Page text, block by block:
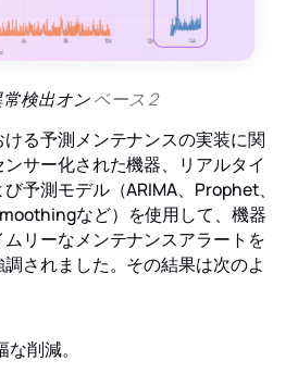
常検出オンベース 2
る予測メンテナンスの実装に関
サー化された機器、リアルタイ
予測モデル（ARIMA、Prophet、
など）を使用して、機器
リーなメンテナンスアラートを
されました。その結果は次のよ
削減。